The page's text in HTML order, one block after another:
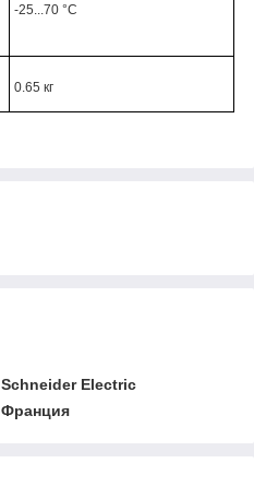
-25...70 °C
0.65 кг
Schneider Electric
Франция